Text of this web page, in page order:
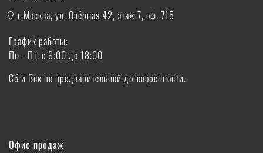
г.Москва, ул. Озёрная 42, этаж 7, оф. 715
График работы:
Пн - Пт: с 9:00 до 18:00
Сб и Вск по предварительной договоренности.
Офис продаж